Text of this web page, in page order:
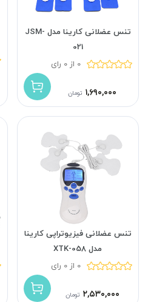
تنس عضلانی کارینا مدل JSM-
021
0 از 0 رای
۱,۶۹۰,۰۰۰ تومان
تنس عضلانی فیزیوتراپی کارینا
مدل XTK-058
0 از 0 رای
۲,۵۳۰,۰۰۰ تومان